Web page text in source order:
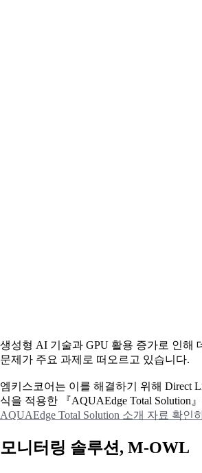
생성형 AI 기술과 GPU 활용 증가로 인해
문제가 주요 과제로 떠오르고 있습니다.
엠키스코어는 이를 해결하기 위해 Direct
식을 적용한 『AQUAEdge Total Solution
AQUAEdge Total Solution 소개 자료 확인
모니터링 솔루션, M-OWL